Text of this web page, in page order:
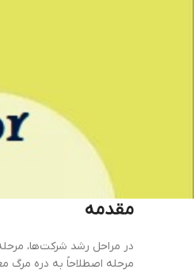
مقدمه
در مراحل رشد شرکت‌ها،
مرحله اصطلاحاً به دره مرگ